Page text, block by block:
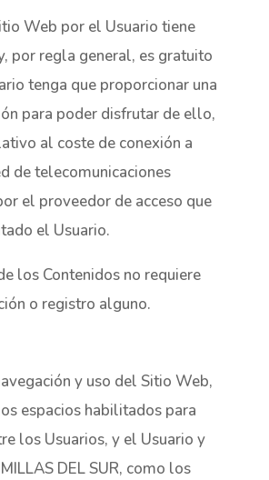
Web por el Usuario tiene
por regla general, es gratuito
tenga que proporcionar una
para poder disfrutar de ello,
al coste de conexión a
de telecomunicaciones
el proveedor de acceso que
el Usuario.
los Contenidos no requiere
o registro alguno.
y uso del Sitio Web,
espacios habilitados para
los Usuarios, y el Usuario y
DEL SUR, como los